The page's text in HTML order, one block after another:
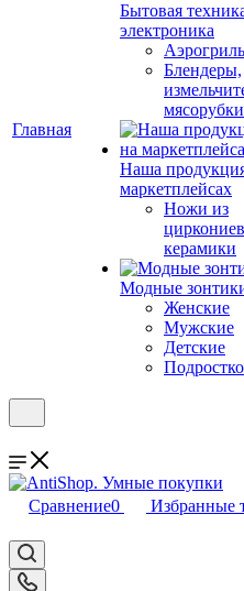
Главная
Бытовая
электроника
Аэрогриль
Блендеры,
мясорубки
Наша
маркетплейсах
Ножи из
керамики
Модные
Женские
Мужские
Детские
Сравнение0 Избранные